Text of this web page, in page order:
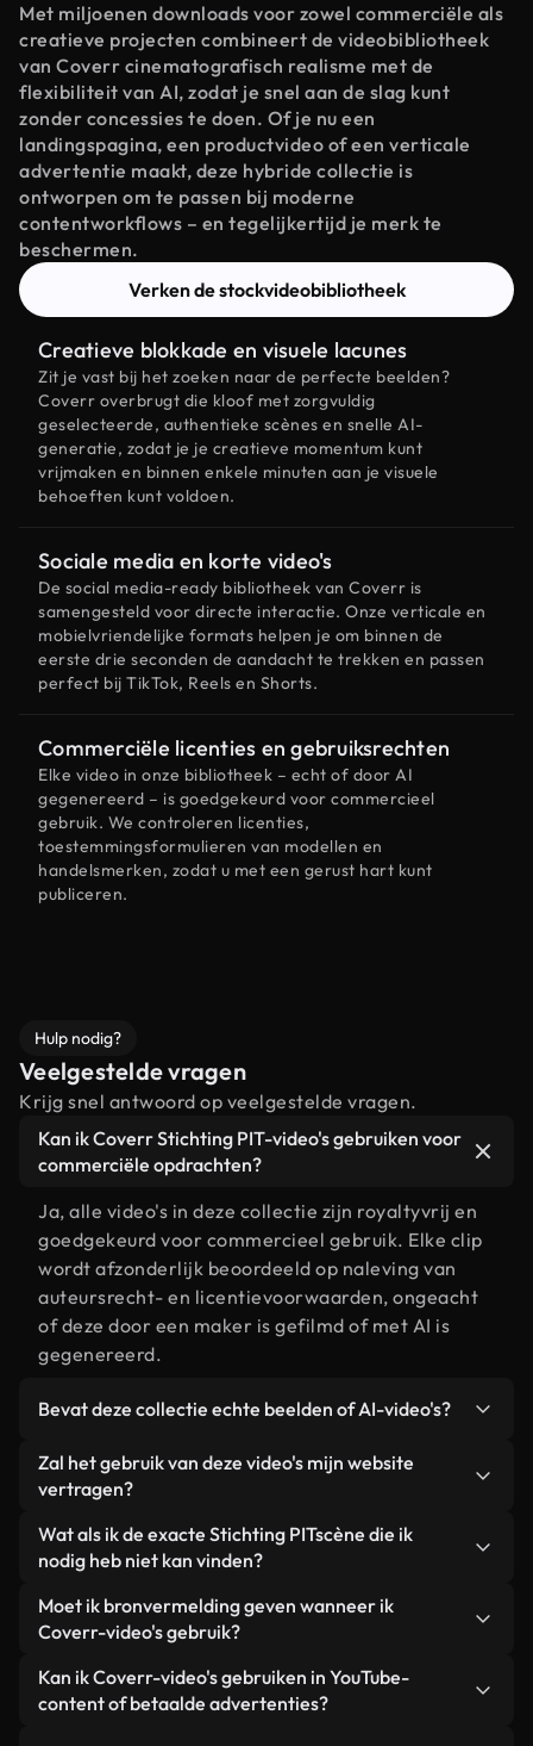
Met miljoenen downloads voor zowel commerciële als
creatieve projecten combineert de videobibliotheek
van Coverr cinematografisch realisme met de
flexibiliteit van AI, zodat je snel aan de slag kunt
zonder concessies te doen. Of je nu een
landingspagina, een productvideo of een verticale
advertentie maakt, deze hybride collectie is
ontworpen om te passen bij moderne
contentworkflows – en tegelijkertijd je merk te
beschermen.
Verken de stockvideobibliotheek
Creatieve blokkade en visuele lacunes
Zit je vast bij het zoeken naar de perfecte beelden?
Coverr overbrugt die kloof met zorgvuldig
geselecteerde, authentieke scènes en snelle AI-
generatie, zodat je je creatieve momentum kunt
vrijmaken en binnen enkele minuten aan je visuele
behoeften kunt voldoen.
Sociale media en korte video's
De social media-ready bibliotheek van Coverr is
samengesteld voor directe interactie. Onze verticale en
mobielvriendelijke formats helpen je om binnen de
eerste drie seconden de aandacht te trekken en passen
perfect bij TikTok, Reels en Shorts.
Commerciële licenties en gebruiksrechten
Elke video in onze bibliotheek – echt of door AI
gegenereerd – is goedgekeurd voor commercieel
gebruik. We controleren licenties,
toestemmingsformulieren van modellen en
handelsmerken, zodat u met een gerust hart kunt
publiceren.
Hulp nodig?
Veelgestelde vragen
Krijg snel antwoord op veelgestelde vragen.
Kan ik Coverr Stichting PIT-video's gebruiken voor
commerciële opdrachten?
Ja, alle video's in deze collectie zijn royaltyvrij en
goedgekeurd voor commercieel gebruik. Elke clip
wordt afzonderlijk beoordeeld op naleving van
auteursrecht- en licentievoorwaarden, ongeacht
of deze door een maker is gefilmd of met AI is
gegenereerd.
Bevat deze collectie echte beelden of AI-video's?
Beide. Dit is een hybride bibliotheek die bestaat
uit echte, door mensen gefilmde beelden van
gegenereerde video's. Elke video is duidelijk
gelabeld, zodat je altijd weet wat je gebruikt.
Zal het gebruik van deze video's mijn website
vertragen?
Niet als u voor onze geoptimaliseerde versies
kiest. Wij bieden lichtgewicht, webklare formaten
achtergrond. Zo blijft de kwaliteit hoog, worden de
laadtijden geminimaliseerd en worden
statistieken zoals LCP verbeterd.
Wat als ik de exacte Stichting PITscène die ik
nodig heb niet kan vinden?
Met Coverr AI Studio maak je direct een video.
Beschrijf de scène – bijvoorbeeld "Stichting PIT bij
enkele seconden een gepersonaliseerde video die
voldoet aan onze licentievoorwaarden.
Moet ik bronvermelding geven wanneer ik
Coverr-video's gebruik?
Naamsvermelding is niet vereist. Alle video's in
onze stockbibliotheek zijn royaltyvrij en kunnen
Kan ik Coverr-video's gebruiken in YouTube-
content of betaalde advertenties?